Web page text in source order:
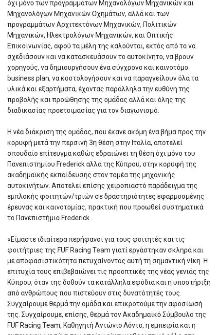
όχι μόνο των προγραμμάτων Μηχανολόγων Μηχανικών και
Μηχανολόγων Μηχανικών Οχημάτων, αλλά και των
προγραμμάτων Αρχιτεκτόνων Μηχανικών, Πολιτικών
Μηχανικών, Ηλεκτρολόγων Μηχανικών, και Οπτικής
Επικοινωνίας, αφού τα μέλη της καλούνται, εκτός από το να
σχεδιάσουν και να κατασκευάσουν το αυτοκίνητο, να βρουν
χορηγούς, να δημιουργήσουν ένα σύγχρονο και καινοτόμο
business plan, να κοστολογήσουν και να παραγγείλουν όλα τα
υλικά και εξαρτήματα, έχοντας παράλληλα την ευθύνη της
προβολής και προώθησης της ομάδας αλλά και όλης της
διαδικασίας προετοιμασίας για τον διαγωνισμό.
H νέα διάκριση της ομάδας, που έκανε ακόμη ένα βήμα προς την
κορυφή μετά την περσινή 3η θέση στην Ιταλία, αποτελεί
σπουδαίο επίτευγμα καθώς εδραιώνει τη θέση όχι μόνο του
Πανεπιστημίου Frederick αλλά της Κύπρου, στην κορυφή της
ακαδημαϊκής εκπαίδευσης στον τομέα της μηχανικής
αυτοκινήτων. Αποτελεί επίσης χειροπιαστό παράδειγμα της
εμπλοκής φοιτητών/τριών σε δραστηριότητες εφαρμοσμένης
έρευνας και καινοτομίας, πρακτική που προωθεί συστηματικά
το Πανεπιστήμιο Frederick.
«Είμαστε ιδιαίτερα περήφανοι για τους φοιτητές και τις
φοιτήτριες της FUF Racing Team γιατί εργάστηκαν σκληρά και
με αποφασιστικότητα πετυχαίνοντας αυτή τη σημαντική νίκη. Η
επιτυχία τους επιβεβαιώνει τις προοπτικές της νέας γενιάς της
Κύπρου, όταν της δοθούν τα κατάλληλα εφόδια και η υποστήριξη
από ανθρώπους που πιστεύουν στις δυνατότητές τους.
Συγχαίρουμε θερμά την ομάδα και επικροτούμε την αφοσίωσή
της. Συγχαίρουμε, επίσης, θερμά τον Ακαδημαϊκό Σύμβουλο της
FUF Racing Team, Καθηγητή Αντώνιο Λόντο, η εμπειρία και η